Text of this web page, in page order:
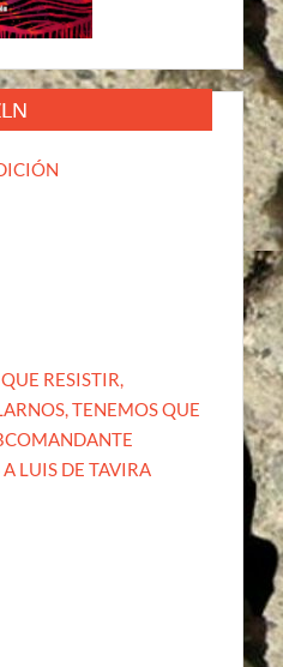
RESISTIR,
TENEMOS QUE
LUIS DE TAVIRA